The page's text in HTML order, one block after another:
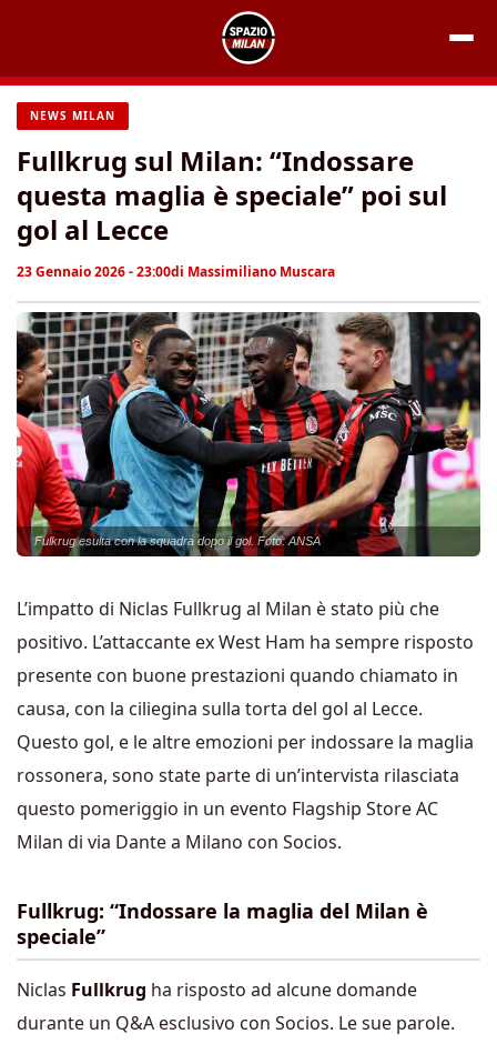
contenuto
NEWS MILAN
Fullkrug sul Milan: “Indossare
questa maglia è speciale” poi sul
gol al Lecce
23 Gennaio 2026 - 23:00di Massimiliano Muscara
Fulkrug esulta con la squadra dopo il gol. Foto: ANSA
L’impatto di Niclas Fullkrug al Milan è stato più che
positivo. L’attaccante ex West Ham ha sempre risposto
presente con buone prestazioni quando chiamato in
causa, con la ciliegina sulla torta del gol al Lecce.
Questo gol, e le altre emozioni per indossare la maglia
rossonera, sono state parte di un’intervista rilasciata
questo pomeriggio in un evento Flagship Store AC
Milan di via Dante a Milano con Socios.
Fullkrug: “Indossare la maglia del Milan è
speciale”
Niclas Fullkrug ha risposto ad alcune domande
durante un Q&A esclusivo con Socios. Le sue parole.